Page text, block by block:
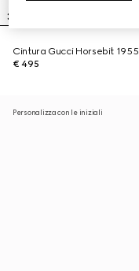
Cintura Gucci Horsebit 1955
€ 495
Personalizza con le iniziali